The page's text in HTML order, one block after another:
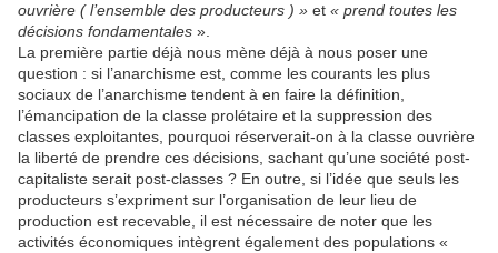
ouvrière ( l’ensemble des producteurs ) » et « prend toutes les
décisions fondamentales ».
La première partie déjà nous mène déjà à nous poser une
question : si l’anarchisme est, comme les courants les plus
sociaux de l’anarchisme tendent à en faire la définition,
l’émancipation de la classe prolétaire et la suppression des
classes exploitantes, pourquoi réserverait-on à la classe ouvrière
la liberté de prendre ces décisions, sachant qu’une société post-
capitaliste serait post-classes ? En outre, si l’idée que seuls les
producteurs s’expriment sur l’organisation de leur lieu de
production est recevable, il est nécessaire de noter que les
activités économiques intègrent également des populations «